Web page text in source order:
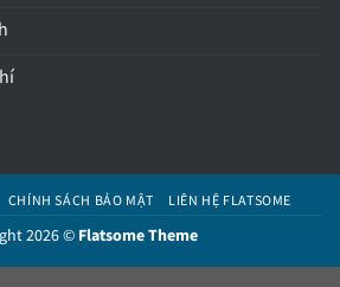
CHÍNH SÁCH BẢO MẬT LIÊN HỆ FLATSOME
2026 © Flatsome Theme